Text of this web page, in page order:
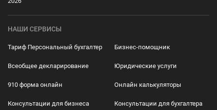
НАШИ СЕРВИСЫ
Тариф Персональный бухгалтер Бизнес-помощник
Всеобщее декларирование Юридические услуги
910 форма онлайн Онлайн калькуляторы
Консультации для бизнеса Консультации для бухгалтера